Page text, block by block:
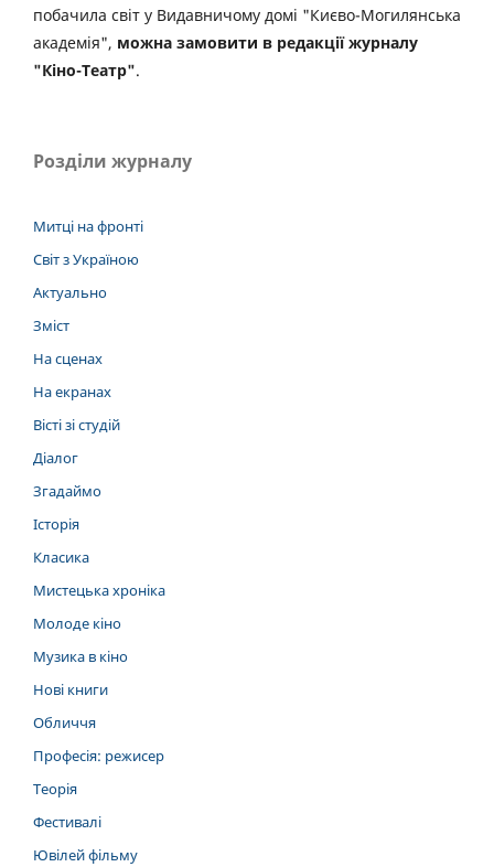
побачила світ у Видавничому домі "Києво-Могилянська
академія", можна замовити в редакції журналу
"Кіно-Театр".
Розділи журналу
Митці на фронті
Світ з Україною
Актуально
Зміст
На сценах
На екранах
Вісті зі студій
Діалог
Згадаймо
Історія
Класика
Мистецька хроніка
Молоде кіно
Музика в кіно
Нові книги
Обличчя
Професія: режисер
Теорія
Фестивалі
Ювілей фільму